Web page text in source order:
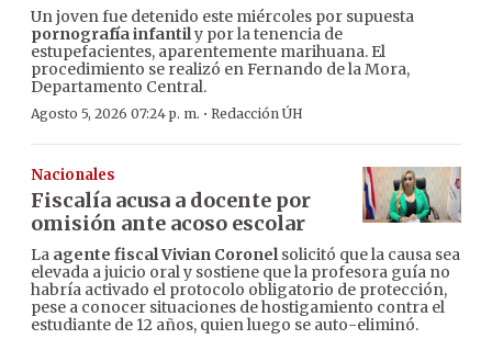
Un joven fue detenido este miércoles por supuesta
pornografía infantily por la tenencia de
estupefacientes, aparentemente marihuana. El
procedimiento se realizó en Fernando de la Mora,
Departamento Central.
Agosto 5, 2026 07:24 p. m. · Redacción ÚH
Nacionales
Fiscalía acusa a docente por
omisión ante acoso escolar
La agente fiscal Vivian Coronelsolicitó que la causa sea
elevada a juicio oral y sostiene que la profesora guía no
habría activado el protocolo obligatorio de protección,
pese a conocer situaciones de hostigamiento contra el
estudiante de 12 años, quien luego se auto-eliminó.